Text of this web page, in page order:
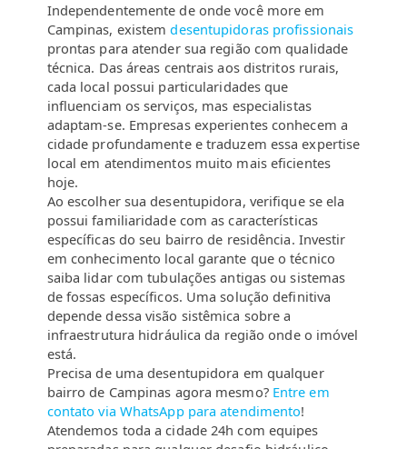
Independentemente de onde você more em
Campinas, existemdesentupidoras profissionais
prontas para atender sua região com qualidade
técnica. Das áreas centrais aos distritos rurais,
cada local possui particularidades que
influenciam os serviços, mas especialistas
adaptam-se. Empresas experientes conhecem a
cidade profundamente e traduzem essa expertise
local em atendimentos muito mais eficientes
hoje.
Ao escolher sua desentupidora, verifique se ela
possui familiaridade com as características
específicas do seu bairro de residência. Investir
em conhecimento local garante que o técnico
saiba lidar com tubulações antigas ou sistemas
de fossas específicos. Uma solução definitiva
depende dessa visão sistêmica sobre a
infraestrutura hidráulica da região onde o imóvel
está.
Precisa de uma desentupidora em qualquer
bairro de Campinas agora mesmo? Entre em
contato via WhatsApp para atendimento!
Atendemos toda a cidade 24h com equipes